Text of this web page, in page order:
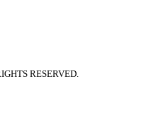
RESERVED.